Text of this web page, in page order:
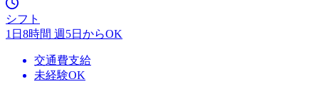
シフト
1日8時間 週5日からOK
交通費支給
未経験OK